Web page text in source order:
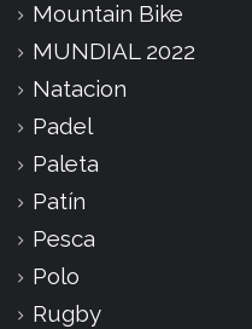
Mountain Bike
MUNDIAL 2022
Natacion
Padel
Paleta
Patín
Pesca
Polo
Rugby